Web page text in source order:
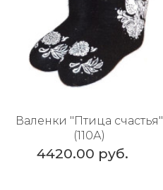
Валенки "Птица счастья"
(110А)
4420.00 руб.